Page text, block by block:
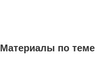
Материалы по теме